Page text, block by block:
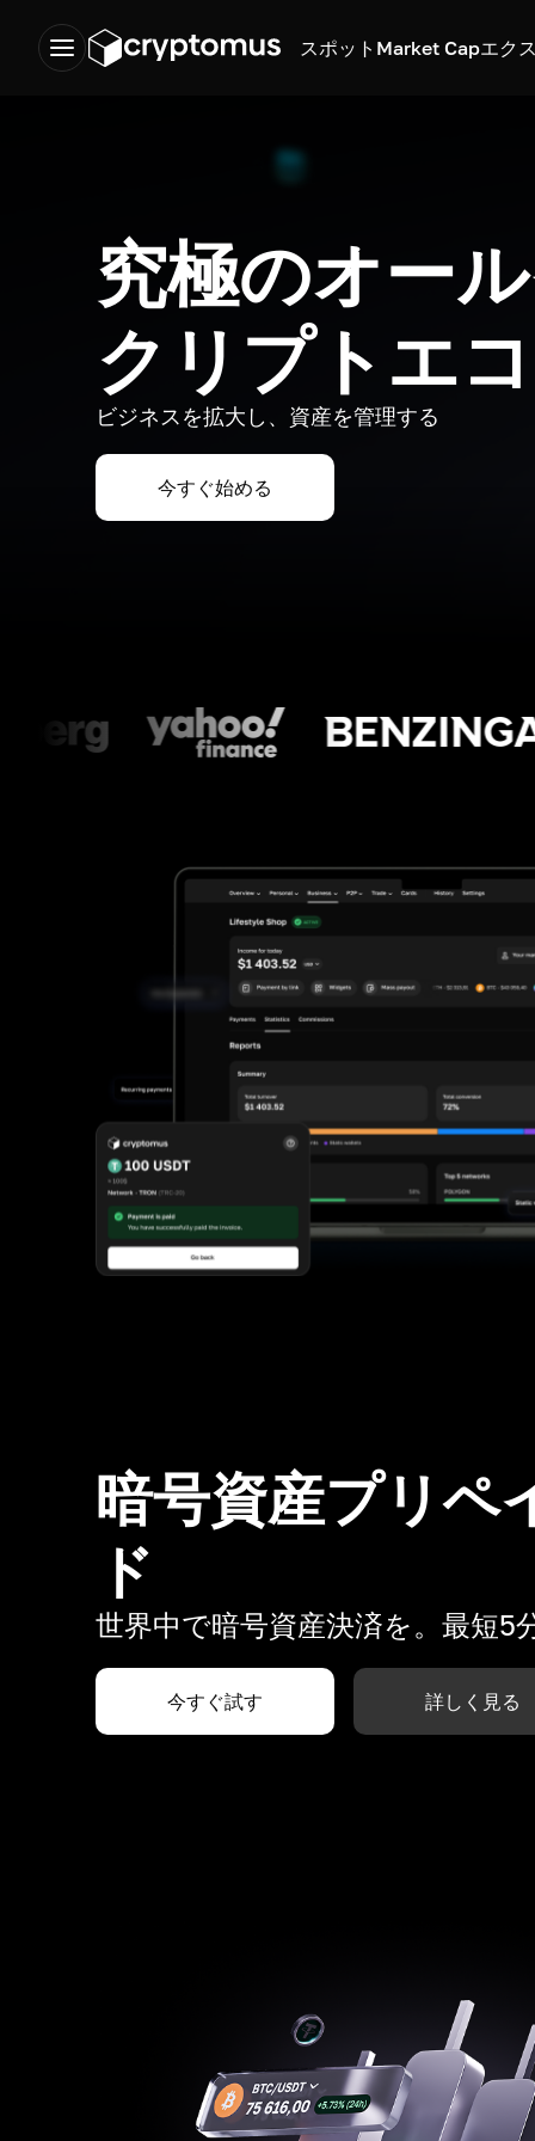
スポット Market Capエク
究極のオー
クリプトエ
ビジネスを拡大し、資産を管理する
今すぐ始める
暗号資産プリペ
ド
世界中で暗号資産決済を。最短5
今すぐ試す 詳しく見る